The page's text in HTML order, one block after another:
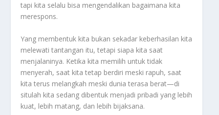
tapi kita selalu bisa mengendalikan bagaimana kita
merespons.
Yang membentuk kita bukan sekadar keberhasilan kita
melewati tantangan itu, tetapi siapa kita saat
menjalaninya. Ketika kita memilih untuk tidak
menyerah, saat kita tetap berdiri meski rapuh, saat
kita terus melangkah meski dunia terasa berat—di
situlah kita sedang dibentuk menjadi pribadi yang lebih
kuat, lebih matang, dan lebih bijaksana.